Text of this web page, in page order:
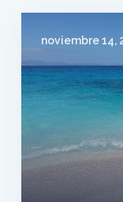
noviembre 14,